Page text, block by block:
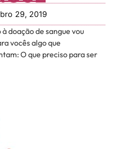
29, 2019
doação de sangue vou
vocês algo que
O que preciso para ser